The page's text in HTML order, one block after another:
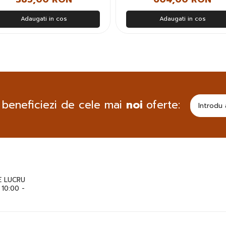
Adaugati in cos Adaugati in cos
de cele mai noi oferte:
LUCRU
-